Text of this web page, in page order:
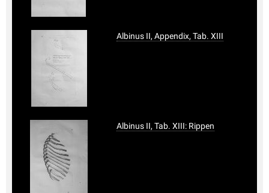
Albinus II, Appendix, Tab. XIII
Albinus II, Tab. XIII: Rippen